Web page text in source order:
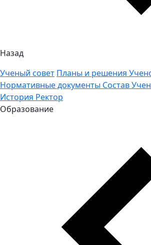
Назад
Ученый совет Планы и решения
Нормативные документы Состав
История Ректор
Образование